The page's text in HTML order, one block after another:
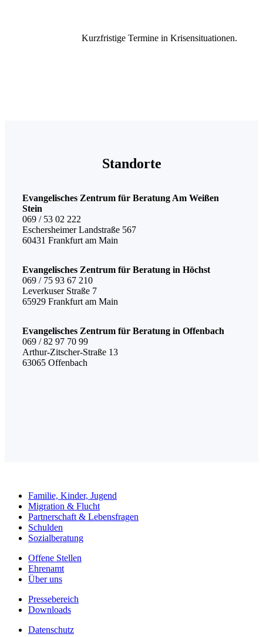
Kurzfristige Termine in Krisensituationen.
Standorte
Evangelisches Zentrum für Beratung Am Weißen
Stein
069 / 53 02 222
Eschersheimer Landstraße 567
60431 Frankfurt am Main
Evangelisches Zentrum für Beratung in Höchst
069 / 75 93 67 210
Leverkuser Straße 7
65929 Frankfurt am Main
Evangelisches Zentrum für Beratung in Offenbach
069 / 82 97 70 99
Arthur-Zitscher-Straße 13
63065 Offenbach
Familie, Kinder, Jugend
Migration & Flucht
Partnerschaft & Lebensfragen
Schulden
Sozialberatung
Offene Stellen
Ehrenamt
Über uns
Pressebereich
Downloads
Datenschutz